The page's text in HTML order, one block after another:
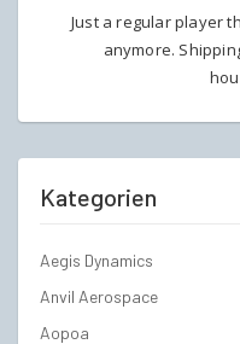
Just a regular player
anymore.
Kategorien
Aegis Dynamics
Anvil Aerospace
Aopoa